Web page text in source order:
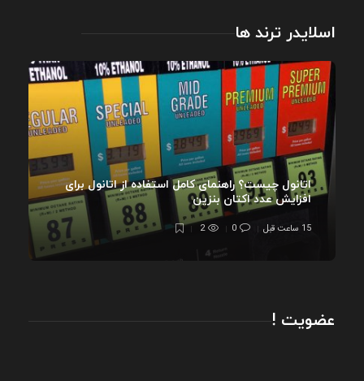
اسلایدر ترند ها
اتانول چیست؟ راهنمای کامل استفاده از اتانول برای
افزایش عدد اکتان بنزین
15 ساعت قبل 0
2
عضویت !